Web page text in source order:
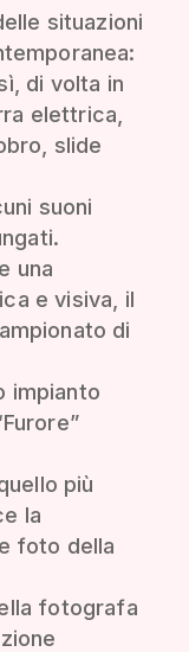
situazioni
di volta in
elettrica,
slide
suoni
una
e visiva, il
di
impianto
più
la
foto della
fotografa